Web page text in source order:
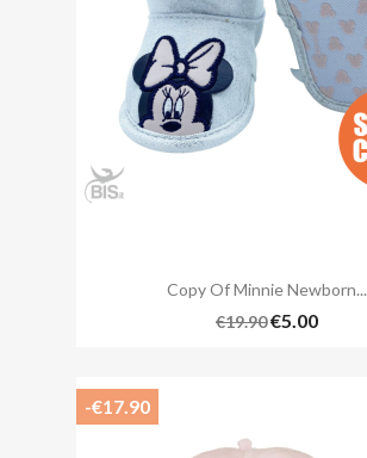
Copy Of Minnie Newborn...
€19.90€5.00
-€17.90